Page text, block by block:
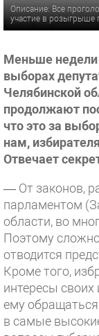
Описание: Все
участие в розыгрыше
Меньше недели
выборах
Челябинской
продолжают
что это за
нам,
Отвечает
— От законов,
парламентом
области, во
Поэтому
отводится
Кроме того,
интересы своих
ему
в самые